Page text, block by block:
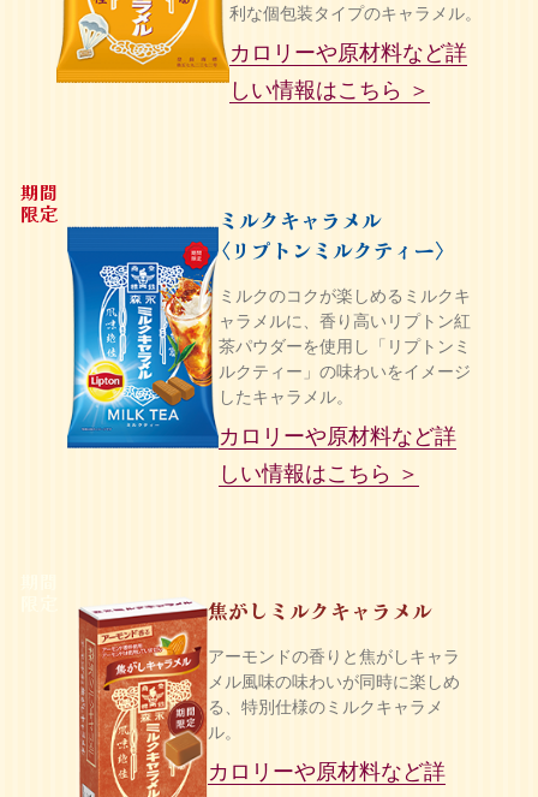
利な個包装タイプのキャラメル。
カロリーや原材料など詳
しい情報はこちら ＞
期間
限定
ミルクキャラメル
〈 リプトンミルクティー〉
ミルクのコクが楽しめるミルクキ
ャラメルに、香り高いリプトン紅
茶パウダーを使用し「リプトンミ
ルクティー」の味わいをイメージ
したキャラメル。
カロリーや原材料など詳
しい情報はこちら ＞
焦がしミルクキャラメル
アーモンドの香りと焦がし​キャラ
メル風味の味わいが同時に楽しめ
る、特別仕様のミルクキャラメ
ル。
カロリーや原材料など詳